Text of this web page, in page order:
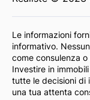
Le informazioni
informativo.
come consulenza
Investire in
tutte le decisioni di
una tua attenta